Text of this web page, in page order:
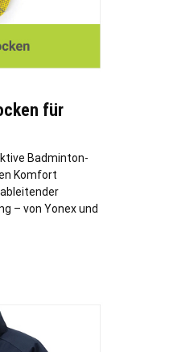
für
Badminton-
Komfort
– von Yonex und